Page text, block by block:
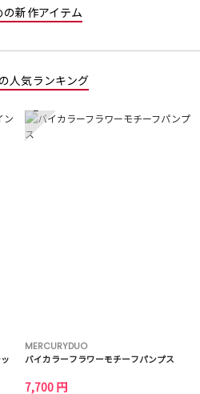
の新作アイテム
人気ランキング
2
MERCURYDUO
バイカラーフラワーモチーフパンプス
7,700 円